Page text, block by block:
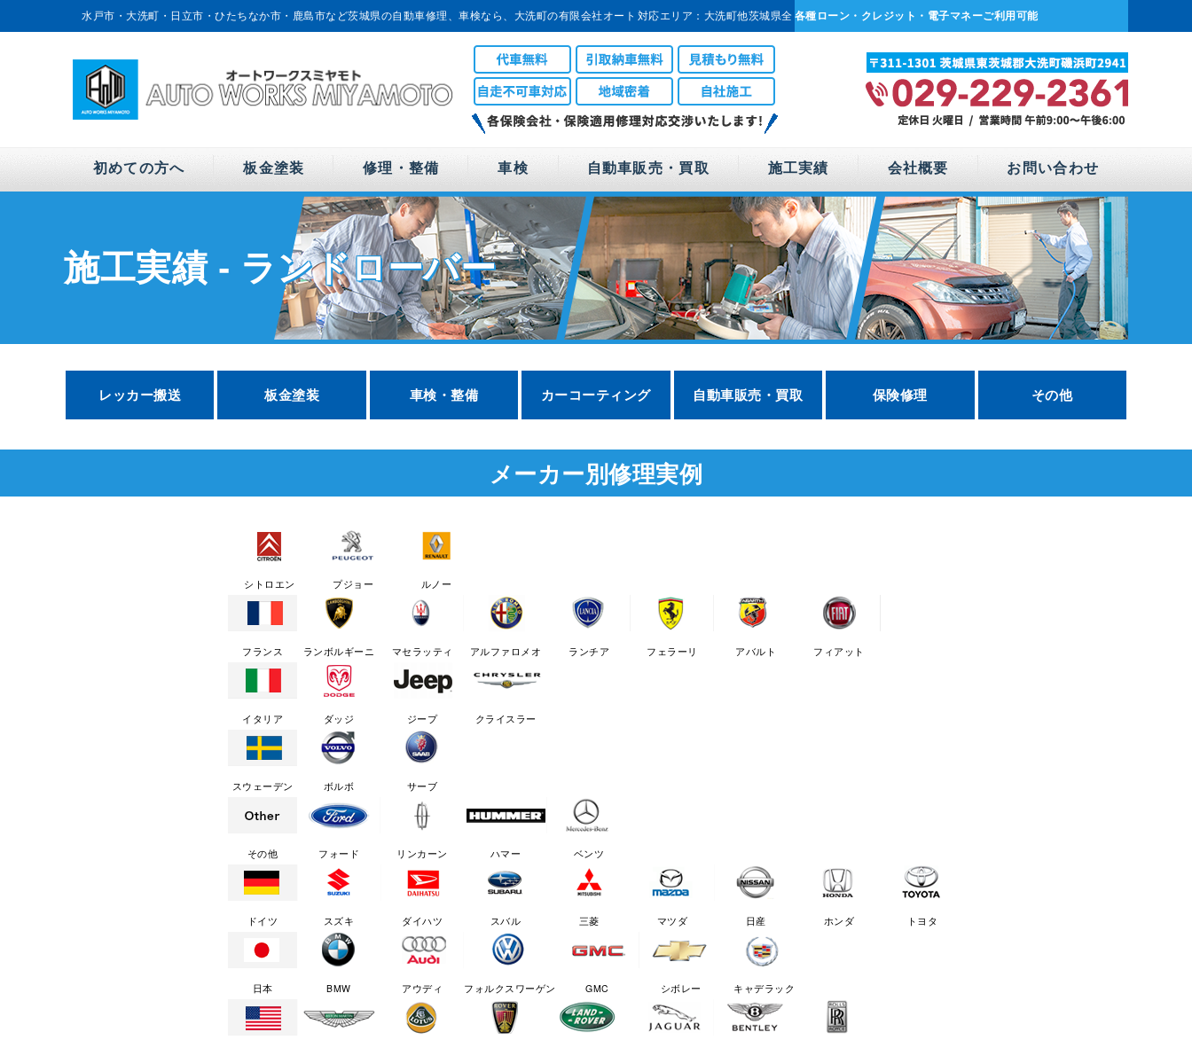
水戸市・大洗町・日立市・ひたちなか市・鹿島市など茨城県の自動車修理、車検なら、大洗町の有限会社オート 対応エリア：大洗町他茨城県全
域対応
各種ローン・クレジット・電子マネーご利用可能
初めての方へ 板金塗装 修理・整備 車検 自動車販売・買取 施工実績 会社概要 お問い合わせ
施工実績 - ランドローバー
レッカー搬送 板金塗装 車検・整備 カーコーティング 自動車販売・買取 保険修理 その他
メーカー別修理実例
シトロエン プジョー ルノー
フランス ランボルギーニ マセラッティ アルファロメオ ランチア フェラーリ アバルト フィアット
イタリア ダッジ ジープ クライスラー
スウェーデン ボルボ サーブ
その他 フォード リンカーン ハマー ベンツ
ドイツ スズキ ダイハツ スバル 三菱 マツダ 日産 ホンダ トヨタ
日本 BMW アウディ フォルクスワーゲン GMC シボレー キャデラック